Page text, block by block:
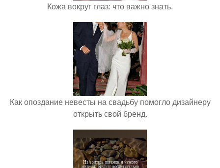
Кожа вокруг глаз: что важно знать.
Как опоздание невесты на свадьбу помогло дизайнеру
открыть свой бренд.